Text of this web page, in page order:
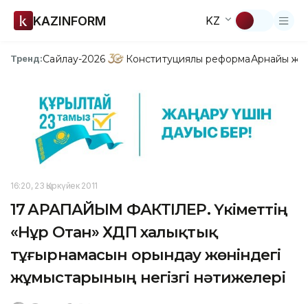
KAZINFORM KZ
Тренд:Сайлау-2026 Конституциялық реформаАрнайы
16:20, 23 Қыркүйек 2011
17 ҚАРАПАЙЫМ ФАКТІЛЕР. Үкіметтің
«Нұр Отан» ХДП халықтық
тұғырнамасын орындау жөніндегі
жұмыстарының негізгі нәтижелері